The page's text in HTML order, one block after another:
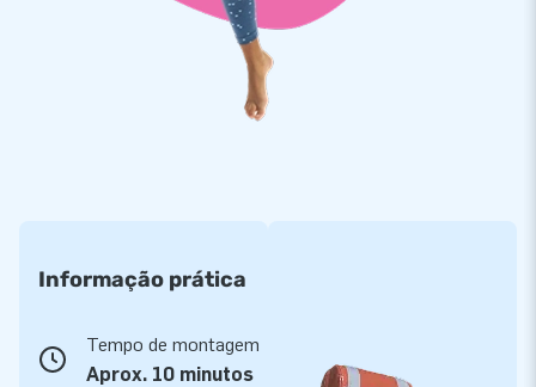
temático e escorrega é fácil e rápido na JB Insuflaveis. Se
deseja solicitar a sua Bouncy Box insuflavel online, só tem
que adicionar a sua atração Bouncy Box favorita ao seu
carrinho de compras e pagar directamente. Em poucos dias
Insuflaveis, pode começar a festa!
Informação prática
Tempo de montagem
Aprox. 10 minutos